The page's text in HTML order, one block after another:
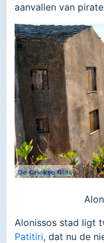
aanvallen van
Alonissos stad ligt
Patitiri, dat nu de